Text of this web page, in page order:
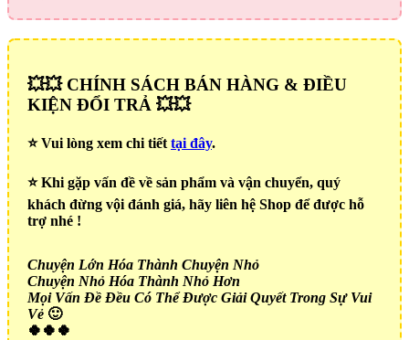
💥💥 CHÍNH SÁCH BÁN HÀNG & ĐIỀU
KIỆN ĐỔI TRẢ 💥💥
⭐️ Vui lòng xem chi tiết tại đây.
⭐️ Khi gặp vấn đề về sản phẩm và vận chuyển, quý
khách đừng vội đánh giá, hãy liên hệ Shop để được hỗ
trợ nhé !
Chuyện Lớn Hóa Thành Chuyện Nhỏ
Chuyện Nhỏ Hóa Thành Nhỏ Hơn
Mọi Vấn Đề Đều Có Thể Được Giải Quyết Trong Sự Vui
Vẻ 🙂
🍀🍀🍀